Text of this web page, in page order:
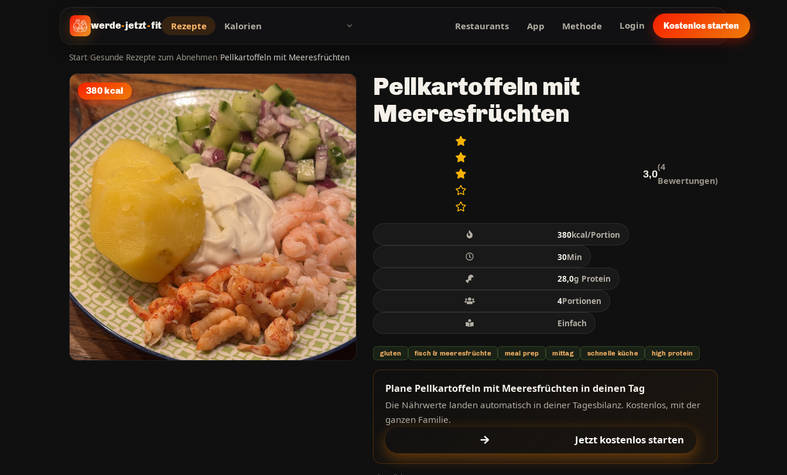
werde-jetzt-fit Rezepte Kalorien Restaurants App Methode Login Kostenlos starten
Start/Gesunde Rezepte zum Abnehmen/Pellkartoffeln mit Meeresfrüchten
380 kcal
Pellkartoffeln mit
Meeresfrüchten
3,0
(4
Bewertungen)
380kcal/Portion
30Min
28,0g Protein
4Portionen
Einfach
gluten fisch & meeresfrüchte meal prep mittag schnelle küche high protein
Plane Pellkartoffeln mit Meeresfrüchten in deinen Tag
Die Nährwerte landen automatisch in deiner Tagesbilanz. Kostenlos, mit der
ganzen Familie.
Jetzt kostenlos starten